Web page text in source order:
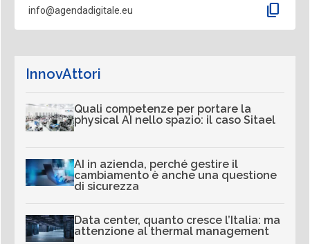
info@agendadigitale.eu content_copy
InnovAttori
Quali competenze per portare la
physical AI nello spazio: il caso Sitael
AI in azienda, perché gestire il
cambiamento è anche una questione
di sicurezza
Data center, quanto cresce l’Italia: ma
attenzione al thermal management